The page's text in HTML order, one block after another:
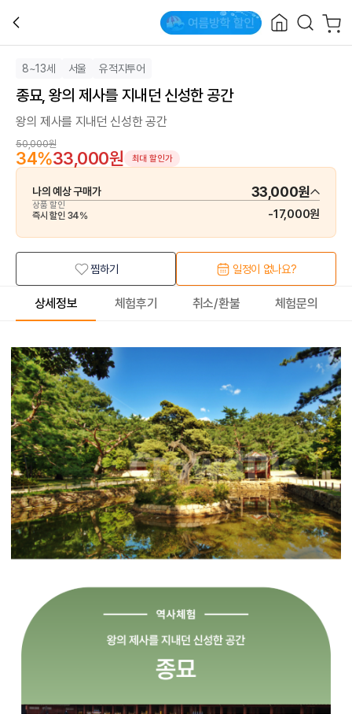
8~13세 서울 유적지투어
종묘, 왕의 제사를 지내던 신성한 공간
왕의 제사를 지내던 신성한 공간
50,000원
34%33,000원 최대 할인가
나의 예상 구매가 33,000원
상품 할인
즉시 할인 34% -17,000원
찜하기 일정이 없나요?
상세정보 체험후기 취소/환불 체험문의